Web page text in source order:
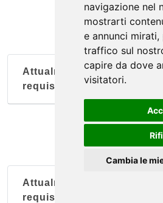
navigazione nel
mostrarti
e annunci
traffico sul
capire da dove
visitatori.
Cambia le
via Cesarea 45/R, Genova
via Paolo Anfossi 228/r,
Attualmente nessun
requisiti
Attualmente nessun
requisiti